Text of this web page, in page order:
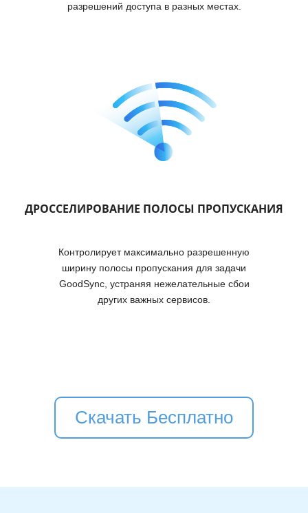
разрешений доступа в разных местах.
ДРОССЕЛИРОВАНИЕ ПОЛОСЫ ПРОПУСКАНИЯ
Контролирует максимально разрешенную
ширину полосы пропускания для задачи
GoodSync, устраняя нежелательные сбои
других важных сервисов.
Скачать Бесплатно